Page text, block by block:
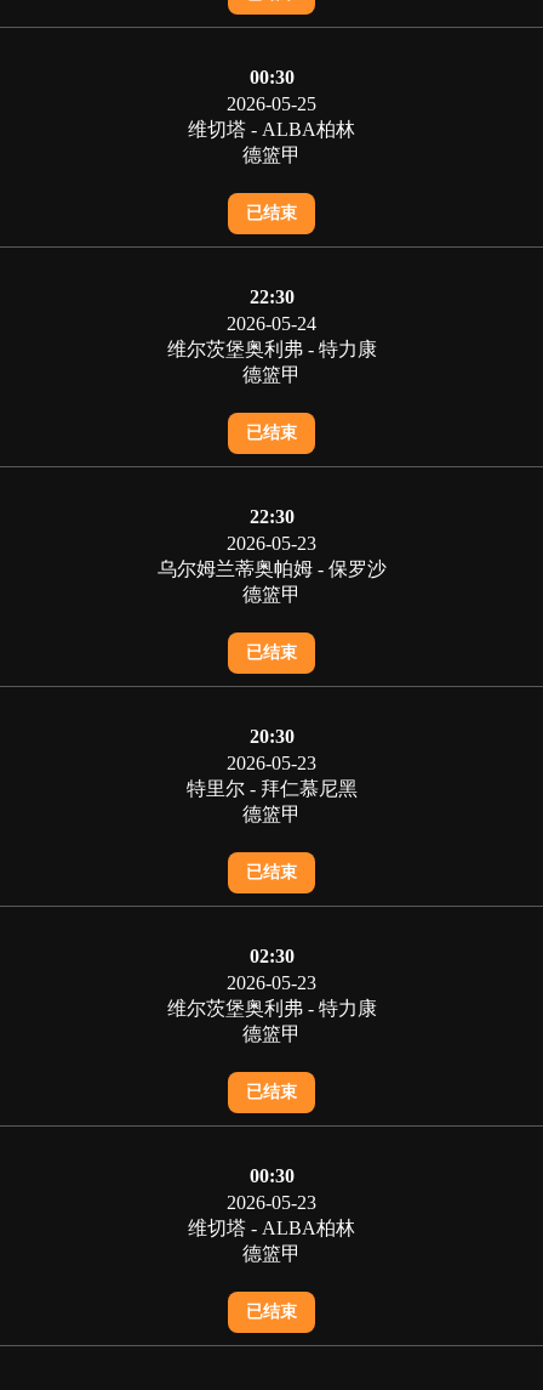
00:30
2026-05-25
维切塔 - ALBA柏林
德篮甲
已结束
22:30
2026-05-24
维尔茨堡奥利弗 - 特力康
德篮甲
已结束
22:30
2026-05-23
乌尔姆兰蒂奥帕姆 - 保罗沙
德篮甲
已结束
20:30
2026-05-23
特里尔 - 拜仁慕尼黑
德篮甲
已结束
02:30
2026-05-23
维尔茨堡奥利弗 - 特力康
德篮甲
已结束
00:30
2026-05-23
维切塔 - ALBA柏林
德篮甲
已结束